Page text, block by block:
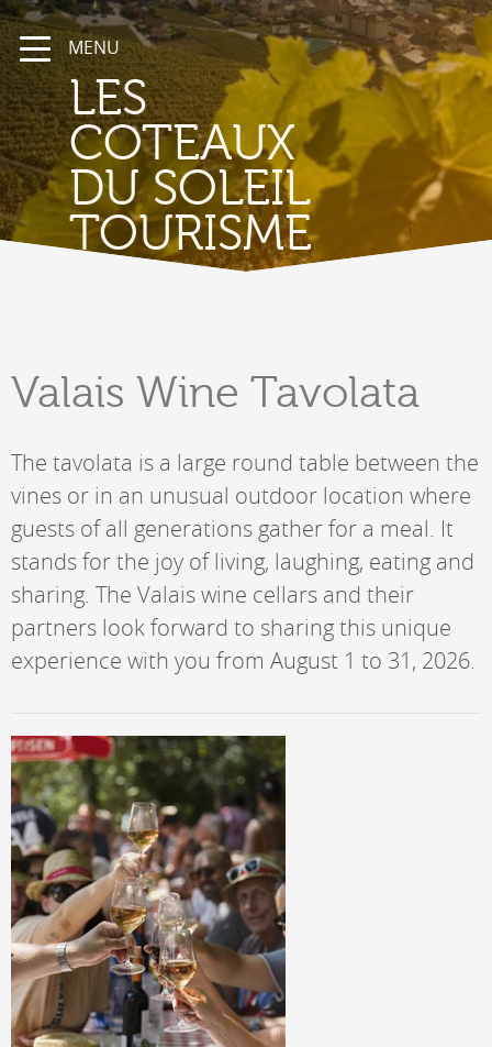
MENU
LES
COTEAUX
DU SOLEIL
TOURISME
Valais Wine Tavolata
The tavolata is a large round table between the
vines or in an unusual outdoor location where
guests of all generations gather for a meal. It
stands for the joy of living, laughing, eating and
sharing. The Valais wine cellars and their
partners look forward to sharing this unique
experience with you from August 1 to 31, 2026.